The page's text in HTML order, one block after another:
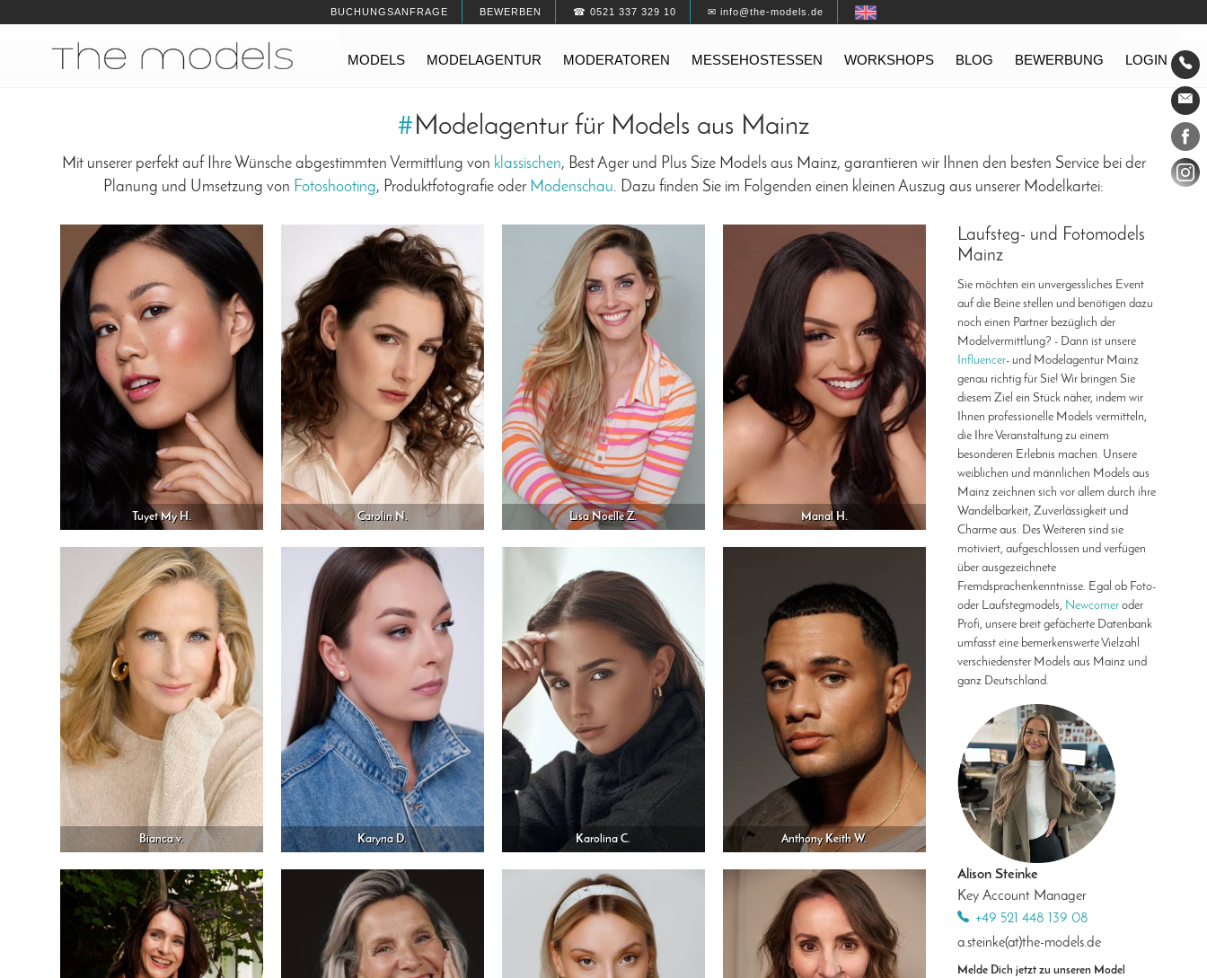
BUCHUNGSANFRAGE BEWERBEN ☎ 0521 337 329 10 ✉ info@the-models.de
Navigation
MODELS MODELAGENTUR MODERATOREN MESSEHOSTESSEN WORKSHOPS BLOG BEWERBUNG LOGIN
#Modelagentur für Models aus Mainz
Mit unserer perfekt auf Ihre Wünsche abgestimmten Vermittlung von klassischen, Best Ager und Plus Size Models aus Mainz, garantieren wir Ihnen den besten Service bei der
Planung und Umsetzung von Fotoshooting, Produktfotografie oder Modenschau. Dazu finden Sie im Folgenden einen kleinen Auszug aus unserer Modelkartei:
Tuyet My H. Carolin N. Lisa Noelle Z. Manal H.
Bianca v. Karyna D. Karolina C. Anthony Keith W.
Laufsteg- und Fotomodels
Mainz
Sie möchten ein unvergessliches Event
auf die Beine stellen und benötigen dazu
noch einen Partner bezüglich der
Modelvermittlung? - Dann ist unsere
Influencer- und Modelagentur Mainz
genau richtig für Sie! Wir bringen Sie
diesem Ziel ein Stück näher, indem wir
Ihnen professionelle Models vermitteln,
die Ihre Veranstaltung zu einem
besonderen Erlebnis machen. Unsere
weiblichen und männlichen Models aus
Mainz zeichnen sich vor allem durch ihre
Wandelbarkeit, Zuverlässigkeit und
Charme aus. Des Weiteren sind sie
motiviert, aufgeschlossen und verfügen
über ausgezeichnete
Fremdsprachenkenntnisse. Egal ob Foto-
oder Laufstegmodels, Newcomer oder
Profi, unsere breit gefächerte Datenbank
umfasst eine bemerkenswerte Vielzahl
verschiedenster Models aus Mainz und
ganz Deutschland.
Alison Steinke
Key Account Manager
+49 521 448 139 08
a.steinke(at)the-models.de
Melde Dich jetzt zu unseren Model